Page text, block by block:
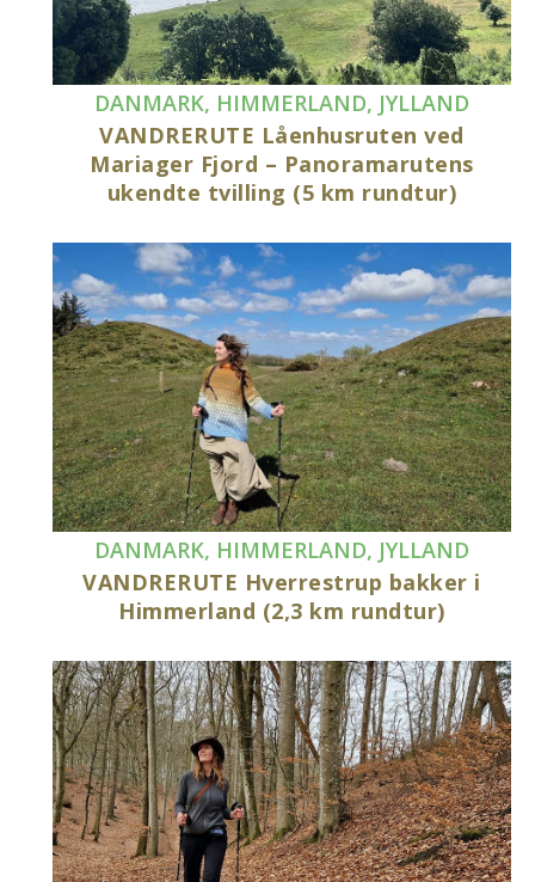
DANMARK, HIMMERLAND, JYLLAND
VANDRERUTE Låenhusruten ved
Mariager Fjord – Panoramarutens
ukendte tvilling (5 km rundtur)
DANMARK, HIMMERLAND, JYLLAND
VANDRERUTE Hverrestrup bakker i
Himmerland (2,3 km rundtur)